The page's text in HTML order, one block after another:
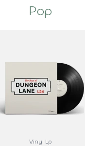
Pop
Vinyl Lp